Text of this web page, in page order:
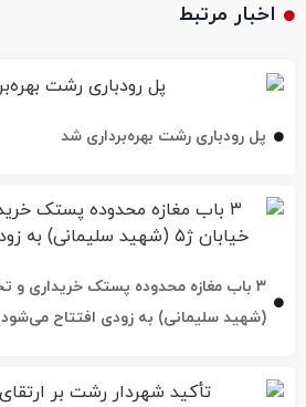
اخبار مرتبط
پل رودباری رشت بهره‌برداری شد
(شهید سلیمانی) به زودی افتتاح می‌شود